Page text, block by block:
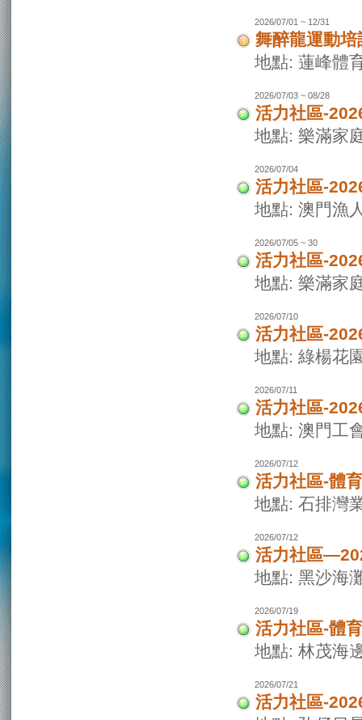
2026/07/01 ~ 12/31
舞醉龍運動培
地點: 蓮峰體
2026/07/03 ~ 08/28
活力社區-
地點: 樂滿家
2026/07/04
活力社區-
地點: 澳門漁
2026/07/05 ~ 30
活力社區-
地點: 樂滿家
2026/07/10
活力社區-
地點: 綠楊花
2026/07/11
活力社區-
地點: 澳門工
2026/07/12
活力社區-體
地點: 石排灣
2026/07/12
活力社區
地點: 黑沙海
2026/07/19
活力社區-體
地點: 林茂海
2026/07/21
活力社區-